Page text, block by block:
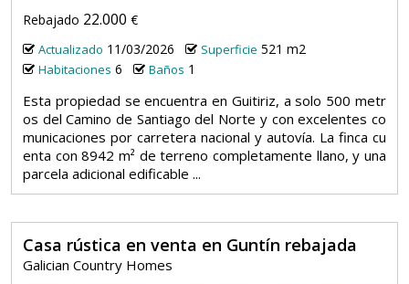
Rebajado 22.000 €
Actualizado 11/03/2026 Superficie 521 m2
Habitaciones 6 Baños 1
Esta propiedad se encuentra en Guitiriz, a solo 500 metr
os del Camino de Santiago del Norte y con excelentes co
municaciones por carretera nacional y autovía. La finca cu
enta con 8942 m² de terreno completamente llano, y una
parcela adicional edificable ...
Casa rústica en venta en Guntín rebajada
Galician Country Homes